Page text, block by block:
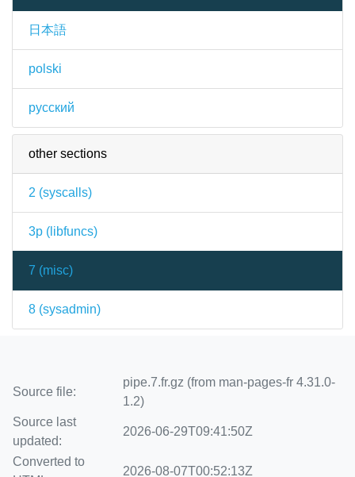
日本語
polski
русский
other sections
2 (syscalls)
3p ( libfuncs)
7 (misc)
8 (sysadmin)
Source file:
pipe.7.fr.gz (from man-pages-fr 4.31.0-
1.2)
Source last
updated:
2026-06-29T09:41:50Z
Converted to
2026-08-07T00:52:13Z